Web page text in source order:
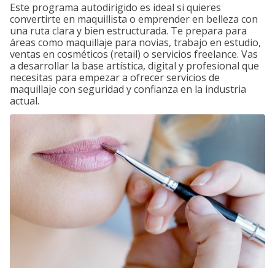
Este programa autodirigido es ideal si quieres
convertirte en maquillista o emprender en belleza con
una ruta clara y bien estructurada. Te prepara para
áreas como maquillaje para novias, trabajo en estudio,
ventas en cosméticos (retail) o servicios freelance. Vas
a desarrollar la base artística, digital y profesional que
necesitas para empezar a ofrecer servicios de
maquillaje con seguridad y confianza en la industria
actual.